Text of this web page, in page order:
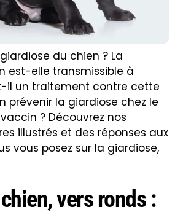
du chien ? La
est-elle transmissible à
t-il un traitement contre cette
prévenir la giardiose chez le
? Découvrez nos
illustrés et des réponses aux
vous posez sur la giardiose,
vers ronds :